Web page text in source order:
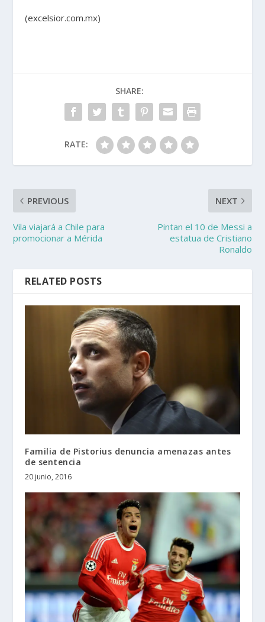
(excelsior.com.mx)
SHARE:
RATE:
PREVIOUS
Vila viajará a Chile para
promocionar a Mérida
NEXT
Pintan el 10 de Messi a
estatua de Cristiano
Ronaldo
RELATED POSTS
Familia de Pistorius denuncia amenazas antes
de sentencia
20 junio, 2016